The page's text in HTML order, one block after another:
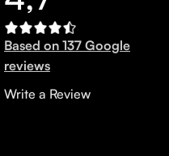
Based on 137 Google
reviews
Write a Review